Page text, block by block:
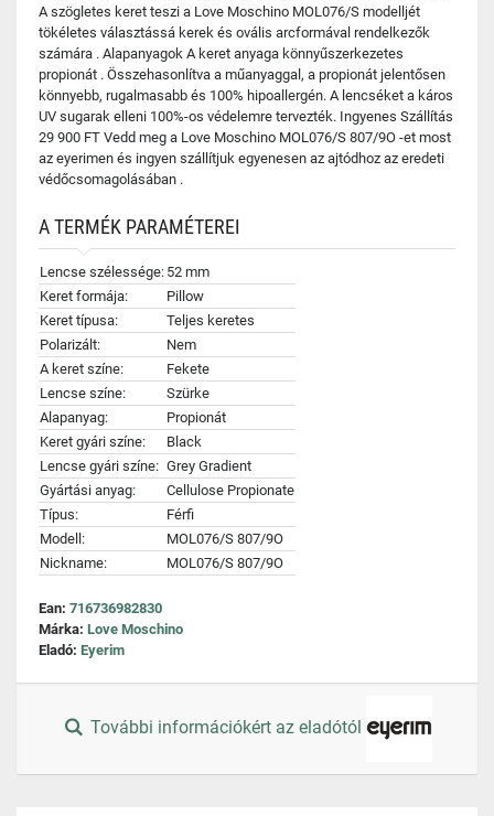
A szögletes keret teszi a Love Moschino MOL076/S modelljét
tökéletes választássá kerek és ovális arcformával rendelkezők
számára . Alapanyagok A keret anyaga könnyűszerkezetes
propionát . Összehasonlítva a műanyaggal, a propionát jelentősen
könnyebb, rugalmasabb és 100% hipoallergén. A lencséket a káros
UV sugarak elleni 100%-os védelemre tervezték. Ingyenes Szállítás
29 900 FT Vedd meg a Love Moschino MOL076/S 807/9O -et most
az eyerimen és ingyen szállítjuk egyenesen az ajtódhoz az eredeti
védőcsomagolásában .
A TERMÉK PARAMÉTEREI
Lencse szélessége: 52 mm
Keret formája:
Pillow
Keret típusa:
Teljes keretes
Polarizált:
Nem
A keret színe:
Fekete
Lencse színe:
Szürke
Alapanyag:
Propionát
Keret gyári színe:
Black
Lencse gyári színe: Grey Gradient
Gyártási anyag:
Cellulose Propionate
Típus:
Férfi
Modell:
MOL076/S 807/9O
Nickname:
MOL076/S 807/9O
Ean: 716736982830
Márka: Love Moschino
Eladó: Eyerim
További információkért az eladótól